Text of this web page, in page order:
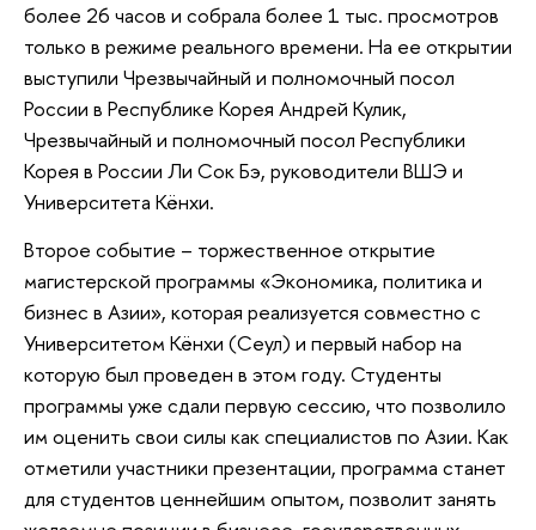
более 26 часов и собрала более 1 тыс. просмотров
только в режиме реального времени. На ее открытии
выступили Чрезвычайный и полномочный посол
России в Республике Корея Андрей Кулик,
Чрезвычайный и полномочный посол Республики
Корея в России Ли Сок Бэ, руководители ВШЭ и
Университета Кёнхи.
Второе событие – торжественное открытие
магистерской программы «Экономика, политика и
бизнес в Азии», которая реализуется совместно с
Университетом Кёнхи (Сеул) и первый набор на
которую был проведен в этом году. Студенты
программы уже сдали первую сессию, что позволило
им оценить свои силы как специалистов по Азии. Как
отметили участники презентации, программа станет
для студентов ценнейшим опытом, позволит занять